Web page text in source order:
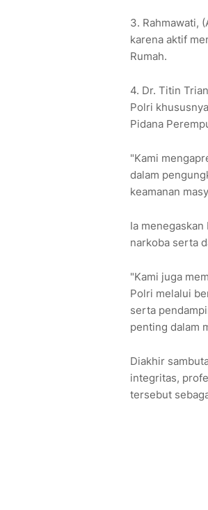
3. Rahmawati,
karena aktif
Rumah.
4. Dr. Titin
Polri
Pidana
"Kami
dalam
keamanan
Ia
narkoba serta
"Kami juga
Polri melalui
serta
penting dalam
Diakhir
integritas,
tersebut